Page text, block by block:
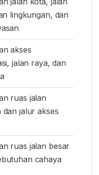
lingkungan, dan
akses
jalan raya, dan
ruas jalan
dan jalur akses
ruas jalan besar
cahaya